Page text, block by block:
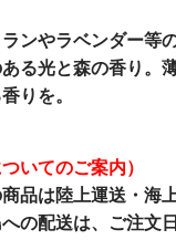
ンやラベンダー等
る光と森の香り。
りを。
ついてのご案内）
品は陸上運送・海
の配送は、ご注文